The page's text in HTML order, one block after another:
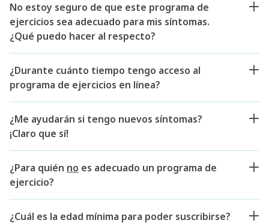
No estoy seguro de que este programa de
ejercicios sea adecuado para mis síntomas.
¿Qué puedo hacer al respecto?
¿Durante cuánto tiempo tengo acceso al
programa de ejercicios en línea?
¿Me ayudarán si tengo nuevos síntomas?
¡Claro que sí!
¿Para quién no es adecuado un programa de
ejercicio?
¿Cuál es la edad mínima para poder suscribirse?